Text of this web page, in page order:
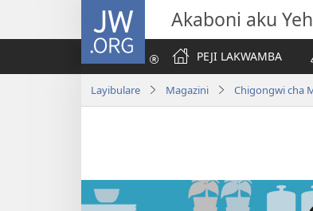
JW.ORG Akaboni aku
PEJI LAKWAMBA
Layibulare Magazini Chigongwi cha